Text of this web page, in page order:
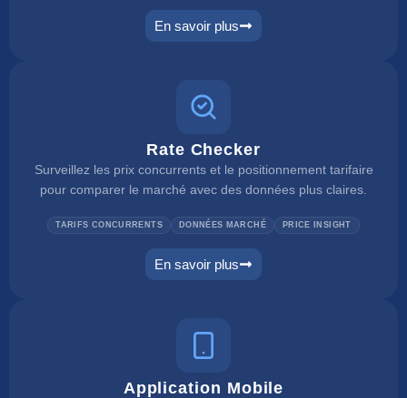
En savoir plus
self check in
Rate Checker
Surveillez les prix concurrents et le positionnement tarifaire
pour comparer le marché avec des données plus claires.
TARIFS CONCURRENTS DONNÉES MARCHÉ PRICE INSIGHT
En savoir plus
rate checker
Application Mobile